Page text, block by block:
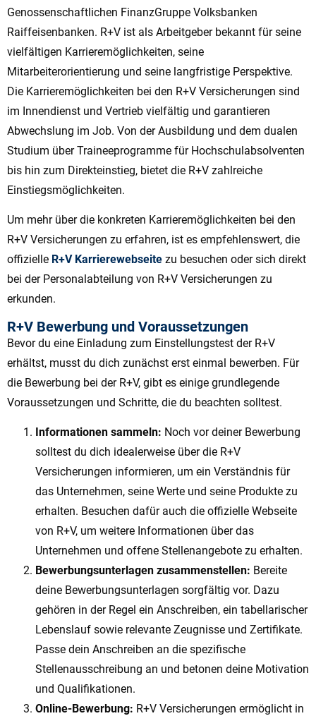
Genossenschaftlichen FinanzGruppe Volksbanken
Raiffeisenbanken. R+V ist als Arbeitgeber bekannt für seine
vielfältigen Karrieremöglichkeiten, seine
Mitarbeiterorientierung und seine langfristige Perspektive.
Die Karrieremöglichkeiten bei den R+V Versicherungen sind
im Innendienst und Vertrieb vielfältig und garantieren
Abwechslung im Job. Von der Ausbildung und dem dualen
Studium über Traineeprogramme für Hochschulabsolventen
bis hin zum Direkteinstieg, bietet die R+V zahlreiche
Einstiegsmöglichkeiten.
Um mehr über die konkreten Karrieremöglichkeiten bei den
R+V Versicherungen zu erfahren, ist es empfehlenswert, die
offizielle R+V Karrierewebseite zu besuchen oder sich direkt
bei der Personalabteilung von R+V Versicherungen zu
erkunden.
R+V Bewerbung und Voraussetzungen
Bevor du eine Einladung zum Einstellungstest der R+V
erhältst, musst du dich zunächst erst einmal bewerben. Für
die Bewerbung bei der R+V, gibt es einige grundlegende
Voraussetzungen und Schritte, die du beachten solltest.
Informationen sammeln: Noch vor deiner Bewerbung
solltest du dich idealerweise über die R+V
Versicherungen informieren, um ein Verständnis für
das Unternehmen, seine Werte und seine Produkte zu
erhalten. Besuchen dafür auch die offizielle Webseite
von R+V, um weitere Informationen über das
Unternehmen und offene Stellenangebote zu erhalten.
Bewerbungsunterlagen zusammenstellen: Bereite
deine Bewerbungsunterlagen sorgfältig vor. Dazu
gehören in der Regel ein Anschreiben, ein tabellarischer
Lebenslauf sowie relevante Zeugnisse und Zertifikate.
Passe dein Anschreiben an die spezifische
Stellenausschreibung an und betonen deine Motivation
und Qualifikationen.
Online-Bewerbung: R+V Versicherungen ermöglicht in